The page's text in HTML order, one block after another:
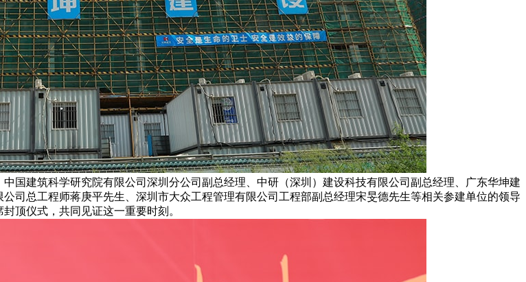
国建筑科学研究院有限公司深圳分公司副总经理、中研（深圳）建设科技有限公司副总经理、广东华坤建
司总工程师蒋庚平先生、深圳市大众工程管理有限公司工程部副总经理宋旻德先生等相关参建单位的领导
顶仪式，共同见证这一重要时刻。